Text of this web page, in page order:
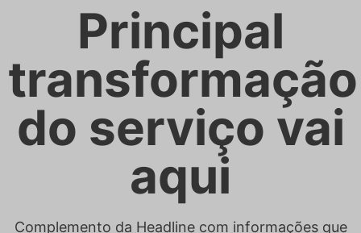
Principal
transformação
do serviço vai
aqui
Complemento da Headline com informações que